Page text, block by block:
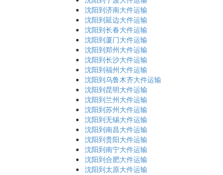
沈阳到济南大件运输
沈阳到延边大件运输
沈阳到长春大件运输
沈阳到厦门大件运输
沈阳到郑州大件运输
沈阳到长沙大件运输
沈阳到福州大件运输
沈阳到乌鲁木齐大件运输
沈阳到昆明大件运输
沈阳到兰州大件运输
沈阳到苏州大件运输
沈阳到无锡大件运输
沈阳到南昌大件运输
沈阳到贵阳大件运输
沈阳到南宁大件运输
沈阳到合肥大件运输
沈阳到太原大件运输